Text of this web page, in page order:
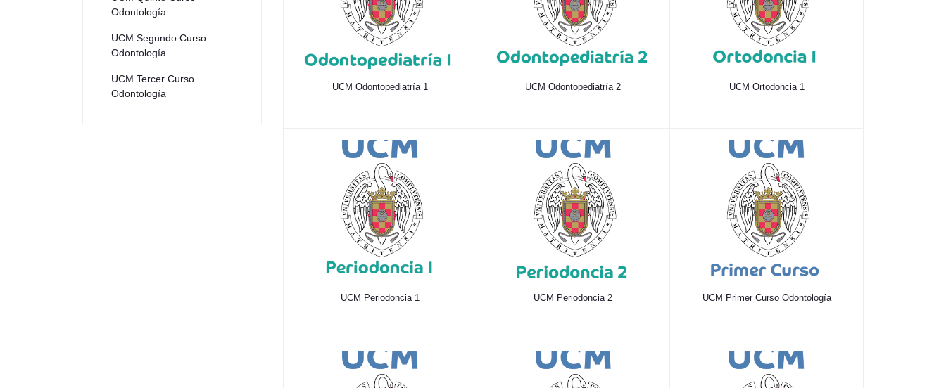
Odontología
UCM Segundo Curso
Odontología
UCM Tercer Curso
Odontología
UCM Odontopediatría 1 UCM Odontopediatría 2 UCM Ortodoncia 1
UCM Periodoncia 1 UCM Periodoncia 2 UCM Primer Curso Odontología